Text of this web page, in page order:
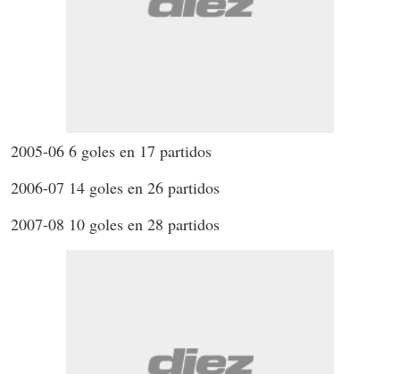
2005-06 6 goles en 17 partidos
2006-07 14 goles en 26 partidos
2007-08 10 goles en 28 partidos